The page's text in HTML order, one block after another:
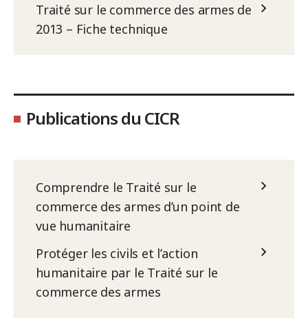
Traité sur le commerce des armes de
2013 – Fiche technique
Publications du CICR
Comprendre le Traité sur le
commerce des armes d’un point de
vue humanitaire
Protéger les civils et l’action
humanitaire par le Traité sur le
commerce des armes